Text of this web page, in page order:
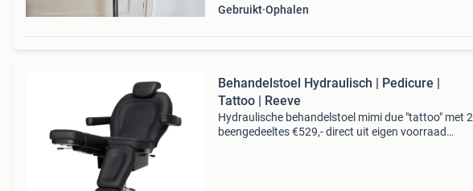
Gebruikt Ophalen
Behandelstoel Hydraulisch | Pedicure |
Tattoo | Reeve
Hydraulische behandelstoel mimi due "tattoo" met 2
beengedeeltes €529,- direct uit eigen voorraad